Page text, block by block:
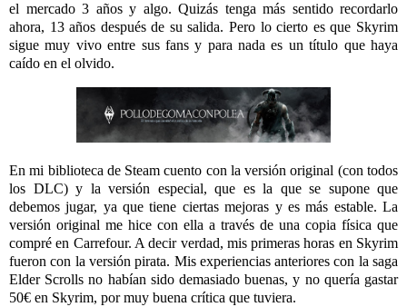
el mercado 3 años y algo. Quizás tenga más sentido recordarlo
ahora, 13 años después de su salida. Pero lo cierto es que Skyrim
sigue muy vivo entre sus fans y para nada es un título que haya
caído en el olvido.
En mi biblioteca de Steam cuento con la versión original (con todos
los DLC) y la versión especial, que es la que se supone que
debemos jugar, ya que tiene ciertas mejoras y es más estable. La
versión original me hice con ella a través de una copia física que
compré en Carrefour. A decir verdad, mis primeras horas en Skyrim
fueron con la versión pirata. Mis experiencias anteriores con la saga
Elder Scrolls no habían sido demasiado buenas, y no quería gastar
50€ en Skyrim, por muy buena crítica que tuviera.